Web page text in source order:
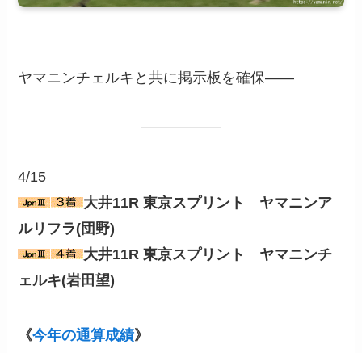
ヤマニンチェルキと共に掲示板を確保――
4/15
大井11R 東京スプリント ヤマニンア
ルリフラ(団野)
大井11R 東京スプリント ヤマニンチ
ェルキ(岩田望)
《今年の通算成績》